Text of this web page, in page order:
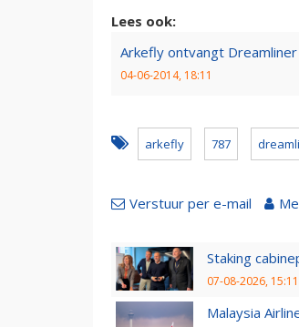
Lees ook:
Arkefly ontvangt
04-06-2014, 18:11
arkefly 787
Verstuur per e-mail
Staking
07-08-2026, 15:11
Malaysia